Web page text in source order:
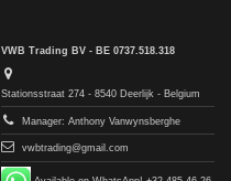
VWB Trading BV - BE 0737.518.318
Stationsstraat 274 - 8540 Deerlijk - Belgium
Manager: Anthony Vanwynsberghe
vwbtrading@gmail.com